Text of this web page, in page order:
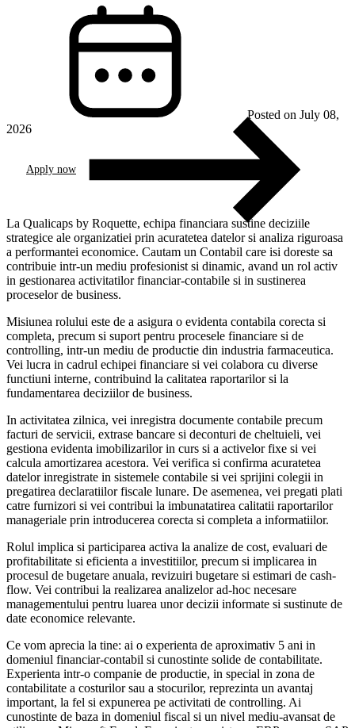
Posted on July 08,
2026
Apply now
La Qualicaps by Roquette, echipa financiara sustine deciziile
strategice ale organizatiei prin acuratetea datelor si analiza riguroasa
a performantei economice. Cautam un Contabil care isi doreste sa
contribuie intr-un mediu profesionist si dinamic, avand un rol activ
in gestionarea activitatilor financiar‑contabile si in sustinerea
proceselor de business.
Misiunea rolului este de a asigura o evidenta contabila corecta si
completa, precum si suport pentru procesele financiare si de
controlling, intr-un mediu de productie din industria farmaceutica.
Vei lucra in cadrul echipei financiare si vei colabora cu diverse
functiuni interne, contribuind la calitatea raportarilor si la
fundamentarea deciziilor de business.
In activitatea zilnica, vei inregistra documente contabile precum
facturi de servicii, extrase bancare si deconturi de cheltuieli, vei
gestiona evidenta imobilizarilor in curs si a activelor fixe si vei
calcula amortizarea acestora. Vei verifica si confirma acuratetea
datelor inregistrate in sistemele contabile si vei sprijini colegii in
pregatirea declaratiilor fiscale lunare. De asemenea, vei pregati plati
catre furnizori si vei contribui la imbunatatirea calitatii raportarilor
manageriale prin introducerea corecta si completa a informatiilor.
Rolul implica si participarea activa la analize de cost, evaluari de
profitabilitate si eficienta a investitiilor, precum si implicarea in
procesul de bugetare anuala, revizuiri bugetare si estimari de cash-
flow. Vei contribui la realizarea analizelor ad-hoc necesare
managementului pentru luarea unor decizii informate si sustinute de
date economice relevante.
Ce vom aprecia la tine: ai o experienta de aproximativ 5 ani in
domeniul financiar-contabil si cunostinte solide de contabilitate.
Experienta intr-o companie de productie, in special in zona de
contabilitate a costurilor sau a stocurilor, reprezinta un avantaj
important, la fel si expunerea pe activitati de controlling. Ai
cunostinte de baza in domeniul fiscal si un nivel mediu-avansat de